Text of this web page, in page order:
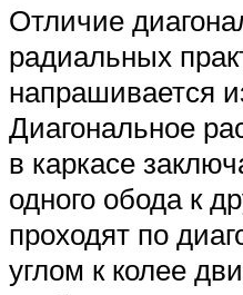
Отличие
радиальных
напрашивается
Диагональное
в каркасе
одного обода к
проходят по
углом к колее